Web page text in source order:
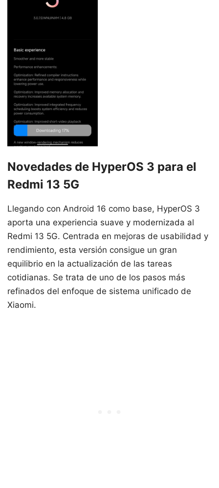
Novedades de HyperOS 3 para el
Redmi 13 5G
Llegando con Android 16 como base, HyperOS 3
aporta una experiencia suave y modernizada al
Redmi 13 5G. Centrada en mejoras de usabilidad y
rendimiento, esta versión consigue un gran
equilibrio en la actualización de las tareas
cotidianas. Se trata de uno de los pasos más
refinados del enfoque de sistema unificado de
Xiaomi.